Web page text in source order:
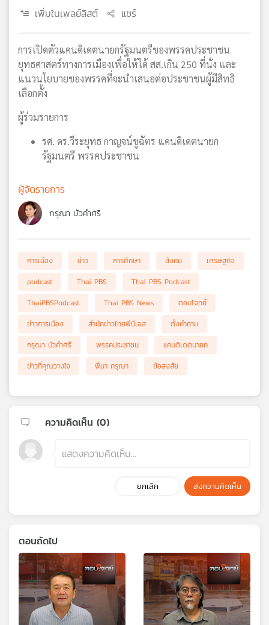
ข่าย
เพิ่มในเพลย์ลิสต์ แชร์
การเปิดตัวแคนดิเดตนายกรัฐมนตรีของพรรคประชาชน
ยุทธศาสตร์ทางการเมืองเพื่อให้ได้ สส.เกิน 250 ที่นั่ง และ
แนวนโยบายของพรรคที่จะนำเสนอต่อประชาชนผู้มีสิทธิ
เลือกตั้ง
ผู้ร่วมรายการ
รศ. ดร.วีระยุทธ กาญจน์ชูฉัตร แคนดิเดตนายก
รัฐมนตรี พรรคประชาชน
ผู้จัดรายการ
กรุณา บัวคำศรี
การเมือง ข่าว การศึกษา สังคม
เศรษฐกิจ
podcast
Thai PBS
Thai PBS Podcast
ThaiPBSPodcast
Thai PBS News
ตอบโจทย์
ข่าวการเมือง
สำนักข่าวไทยพีบีเอส
ตั้งคำถาม
กรุณา บัวคำศรี
พรรคประชาชน
แคนดิเดตนายก
ข่าวที่คุณวางใจ
พี่นา กรุณา ข้อสงสัย
ความคิดเห็น (0)
ยกเลิก ส่งความคิดเห็น
ตอนถัดไป